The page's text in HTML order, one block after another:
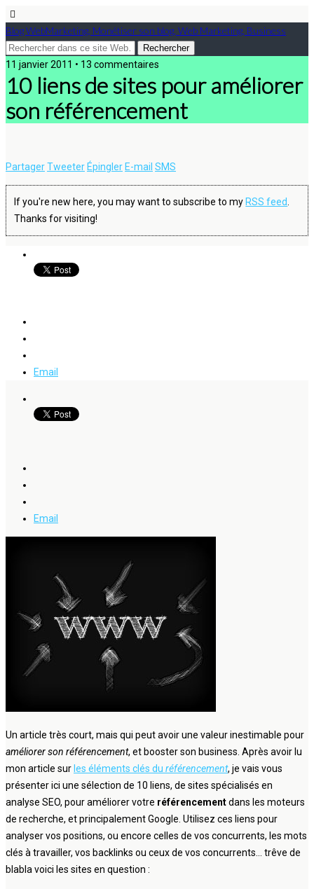
Blog WebMarketing, Monétiser son blog, Web Marketing, Business
11 janvier 2011 • 13 commentaires
10 liens de sites pour améliorer
son référencement
PartagerTweeter Épingler E-mail SMS
If you're new here, you may want to subscribe to my RSS feed.
Thanks for visiting!
Email
Email
Un article très court, mais qui peut avoir une valeur inestimable pour
améliorer son référencement, et booster son business. Après avoir lu
mon article sur les éléments clés du référencement, je vais vous
présenter ici une sélection de 10 liens, de sites spécialisés en
analyse SEO, pour améliorer votre référencementdans les moteurs
de recherche, et principalement Google. Utilisez ces liens pour
analyser vos positions, ou encore celles de vos concurrents, les mots
clés à travailler, vos backlinks ou ceux de vos concurrents… trêve de
blabla voici les sites en question :